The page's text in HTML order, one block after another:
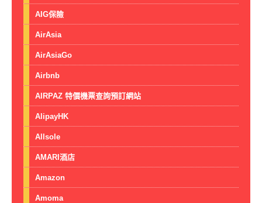
AIG保險
AirAsia
AirAsiaGo
Airbnb
AIRPAZ 特價機票查詢預訂網站
AlipayHK
Allsole
AMARI酒店
Amazon
Amoma